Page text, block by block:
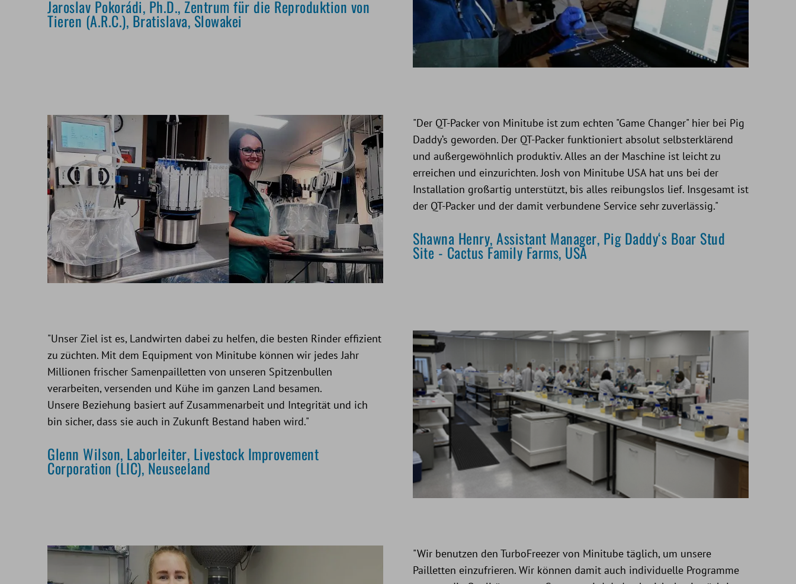
Jaroslav Pokorádi, Ph.D., Zentrum für die Reproduktion von
Tieren (A.R.C.), Bratislava, Slowakei
"Der QT-Packer von Minitube ist zum echten "Game Changer" hier bei Pig
Daddy‘s geworden. Der QT-Packer funktioniert absolut selbsterklärend
und außergewöhnlich produktiv. Alles an der Maschine ist leicht zu
erreichen und einzurichten. Josh von Minitube USA hat uns bei der
Installation großartig unterstützt, bis alles reibungslos lief. Insgesamt ist
der QT-Packer und der damit verbundene Service sehr zuverlässig."
Shawna Henry, Assistant Manager, Pig Daddy‘s Boar Stud
Site - Cactus Family Farms, USA
"Unser Ziel ist es, Landwirten dabei zu helfen, die besten Rinder effizient
zu züchten. Mit dem Equipment von Minitube können wir jedes Jahr
Millionen frischer Samenpailletten von unseren Spitzenbullen
verarbeiten, versenden und Kühe im ganzen Land besamen.
Unsere Beziehung basiert auf Zusammenarbeit und Integrität und ich
bin sicher, dass sie auch in Zukunft Bestand haben wird."
Glenn Wilson, Laborleiter, Livestock Improvement
Corporation (LIC), Neuseeland
"Wir benutzen den TurboFreezer von Minitube täglich, um unsere
Pailletten einzufrieren. Wir können damit auch individuelle Programme